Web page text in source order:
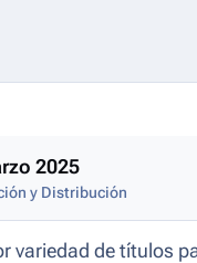
2025
y Distribución
variedad de títulos